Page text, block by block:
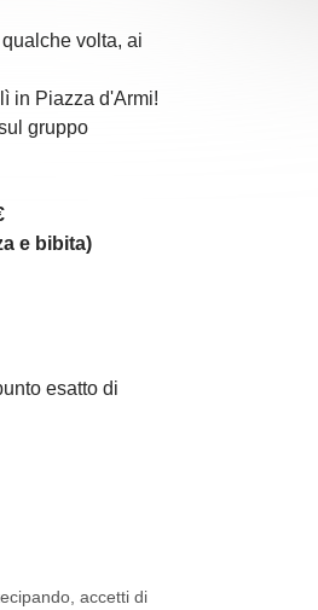
volta, ai
in Piazza d'Armi!
gruppo
e bibita)
esatto di
accetti di